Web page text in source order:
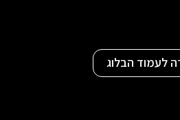
לעמוד הבלוג